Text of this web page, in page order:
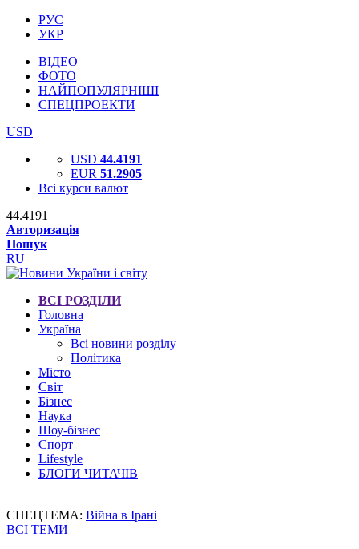
РУС
УКР
ВІДЕО
ФОТО
НАЙПОПУЛЯРНІШІ
СПЕЦПРОЕКТИ
USD
USD 44.4191
EUR 51.2905
Всі курси валют
44.4191
Авторизація
Пошук
RU
ВСІ РОЗДІЛИ
Головна
Україна
Всі новини розділу
Політика
Місто
Світ
Бізнес
Наука
Шоу-бізнес
Спорт
Lifestyle
БЛОГИ ЧИТАЧІВ
СПЕЦТЕМА: Війна в Ірані
ВСІ ТЕМИ